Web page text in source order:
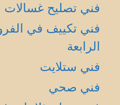
فني تصليح غسالات
فني تكييف في
الرابعة
فني ستلايت
فني صحي